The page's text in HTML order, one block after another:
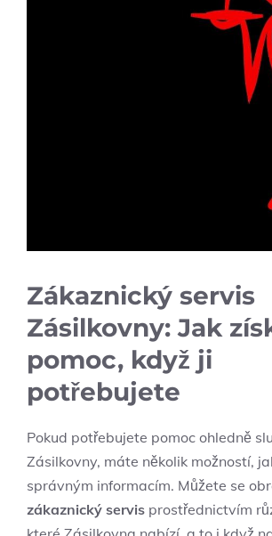
Zákaznický servis
Zásilkovny: Jak
pomoc, když ji
potřebujete
Pokud potřebujete pomoc ohledně
Zásilkovny, máte několik možností,
správným informacím. Můžete se
zákaznický servis prostřednictvím